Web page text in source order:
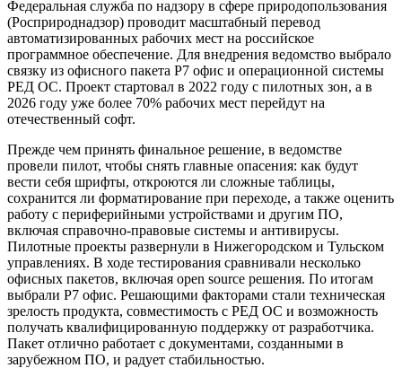
Федеральная служба по надзору в сфере природопользования
(Росприроднадзор) проводит масштабный перевод
автоматизированных рабочих мест на российское
программное обеспечение. Для внедрения ведомство выбрало
связку из офисного пакета Р7 офис и операционной системы
РЕД ОС. Проект стартовал в 2022 году с пилотных зон, а в
2026 году уже более 70% рабочих мест перейдут на
отечественный софт.
Прежде чем принять финальное решение, в ведомстве
провели пилот, чтобы снять главные опасения: как будут
вести себя шрифты, откроются ли сложные таблицы,
сохранится ли форматирование при переходе, а также оценить
работу с периферийными устройствами и другим ПО,
включая справочно-правовые системы и антивирусы.
Пилотные проекты развернули в Нижегородском и Тульском
управлениях. В ходе тестирования сравнивали несколько
офисных пакетов, включая open source решения. По итогам
выбрали Р7 офис. Решающими факторами стали техническая
зрелость продукта, совместимость с РЕД ОС и возможность
получать квалифицированную поддержку от разработчика.
Пакет отлично работает с документами, созданными в
зарубежном ПО, и радует стабильностью.